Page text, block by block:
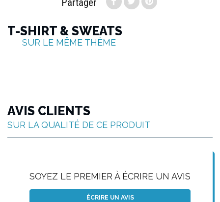
Partager
T-SHIRT & SWEATS
SUR LE MÊME THÈME
AVIS CLIENTS
SUR LA QUALITÉ DE CE PRODUIT
SOYEZ LE PREMIER À ÉCRIRE UN AVIS
ÉCRIRE UN AVIS